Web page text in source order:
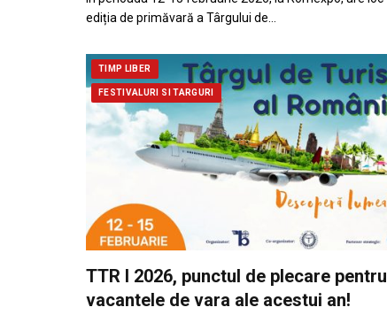
ediția de primăvară a Târgului de…
TIMP LIBER
FESTIVALURI SI TARGURI
TTR I 2026, punctul de plecare pentru
vacantele de vara ale acestui an!